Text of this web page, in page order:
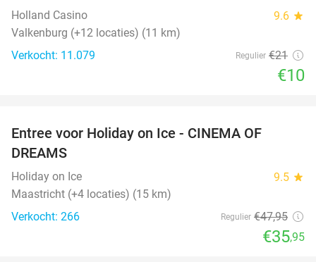
Holland Casino 9.6 star
Valkenburg (+12 locaties) (11 km)
Verkocht: 11.079
Regulier €21
€10
Entree voor Holiday on Ice - CINEMA OF
DREAMS
Holiday on Ice 9.5 star
Maastricht (+4 locaties) (15 km)
Verkocht: 266
Regulier €47,95
€35,95